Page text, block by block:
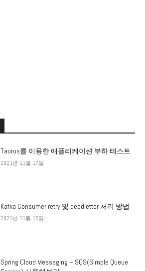
Taurus를 이용한 애플리케이션 부하 테스트
2021년 11월 17일
Kafka Consumer retry 및 deadletter 처리 방법
2021년 11월 12일
Spring Cloud Messaging – SQS(Simple Queue